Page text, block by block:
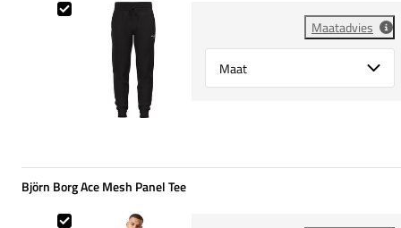
Maatadvies
Select {option} for {name}
Björn Borg Essential 1 Tapered Pant
Björn Borg Ace Mesh Panel Tee
Björn Borg Ace Mesh Panel Tee